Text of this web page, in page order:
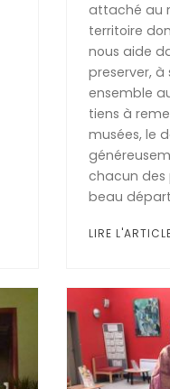
attaché au
territoire
nous aide
preserver, à
ensemble
tiens à
musées, le
chacun des
beau
LIRE